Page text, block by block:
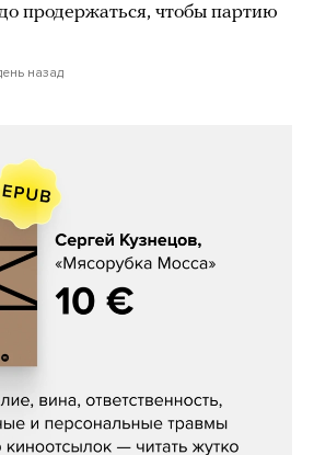
продержаться, чтобы партию
назад
«Мясорубка